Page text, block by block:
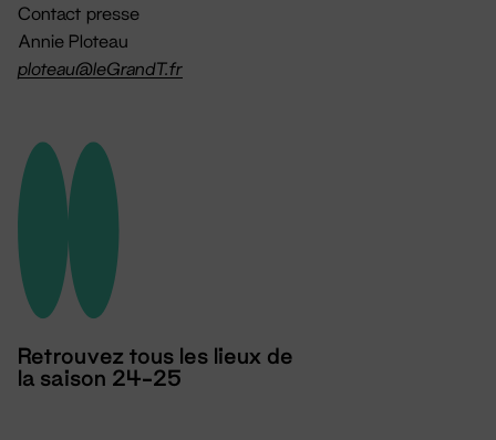
Contact presse
Annie Ploteau
ploteau@leGrandT.fr
Retrouvez tous les lieux de
la saison 24-25